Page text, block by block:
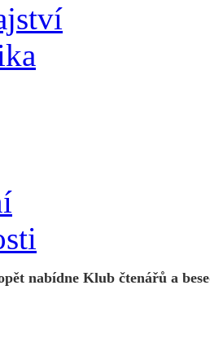
nabídne Klub čtenářů a